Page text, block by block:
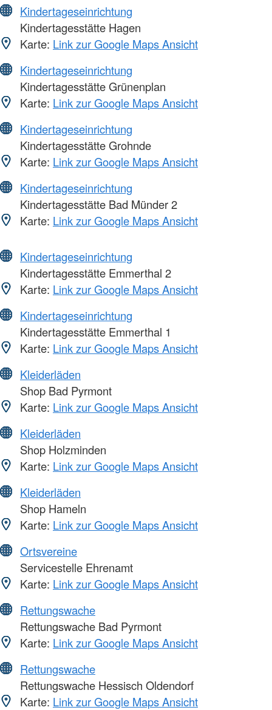
Kindertageseinrichtung
Kindertagesstätte Hagen
Karte: Link zur Google Maps Ansicht
Kindertageseinrichtung
Kindertagesstätte Grünenplan
Karte: Link zur Google Maps Ansicht
Kindertageseinrichtung
Kindertagesstätte Grohnde
Karte: Link zur Google Maps Ansicht
Kindertageseinrichtung
Kindertagesstätte Bad Münder 2
Karte: Link zur Google Maps Ansicht
Kindertageseinrichtung
Kindertagesstätte Emmerthal 2
Karte: Link zur Google Maps Ansicht
Kindertageseinrichtung
Kindertagesstätte Emmerthal 1
Karte: Link zur Google Maps Ansicht
Kleiderläden
Shop Bad Pyrmont
Karte: Link zur Google Maps Ansicht
Kleiderläden
Shop Holzminden
Karte: Link zur Google Maps Ansicht
Kleiderläden
Shop Hameln
Karte: Link zur Google Maps Ansicht
Ortsvereine
Servicestelle Ehrenamt
Karte: Link zur Google Maps Ansicht
Rettungswache
Rettungswache Bad Pyrmont
Karte: Link zur Google Maps Ansicht
Rettungswache
Rettungswache Hessisch Oldendorf
Karte: Link zur Google Maps Ansicht